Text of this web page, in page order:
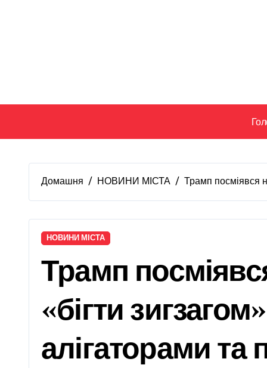
Домашня НОВИНИ МІСТА Трамп посміявся
НОВИНИ МІСТА
Трамп
«бігти
алігаторами та